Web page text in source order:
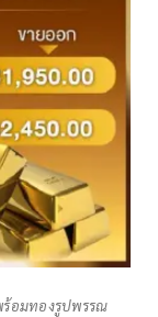
ร้อมทองรูปพรรณ